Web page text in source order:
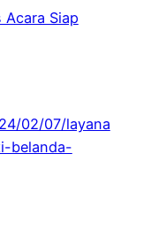
Acara Siap
02/07/layana
belanda-